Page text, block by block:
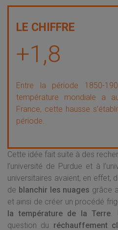
+1,8
Entre la période 1850-
température mondiale a
France, cette hausse
période.
Cette idée fait suite à des
l’université de Purdue et à
universitaires avaient, en effet,
de blanchir les nuages grâce
et ainsi de créer un procédé
la température de la Terre.
question du réchauffement